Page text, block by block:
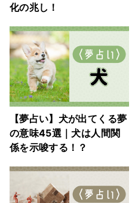
化の兆し！
【夢占い】犬が出てくる夢
の意味45選｜犬は人間関
係を示唆する！？